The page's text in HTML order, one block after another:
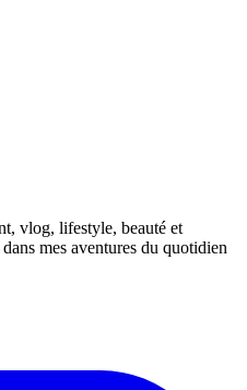
vlog, lifestyle, beauté et
mes aventures du quotidien